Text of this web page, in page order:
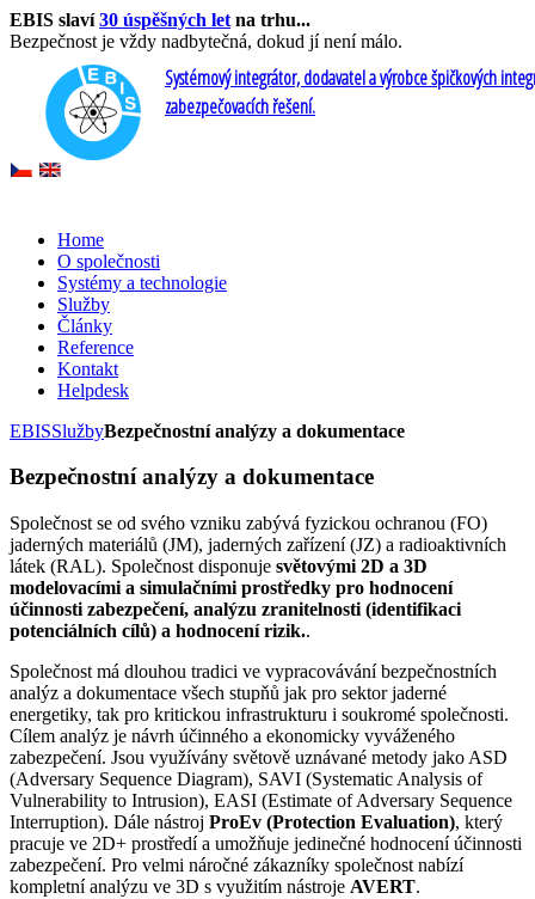
EBIS slaví30 úspěšných let na trhu...
Bezpečnost je vždy nadbytečná, dokud jí není málo.
Systémový integrátor, dodavatel a výrobce špičkových
zabezpečovacích řešení.
Home
O společnosti
Systémy a technologie
Služby
Články
Reference
Kontakt
Helpdesk
EBISSlužbyBezpečnostní analýzy a dokumentace
Bezpečnostní analýzy a dokumentace
Společnost se od svého vzniku zabývá fyzickou ochranou (FO)
jaderných materiálů (JM), jaderných zařízení (JZ) a radioaktivních
látek (RAL). Společnost disponuje světovými 2D a 3D
modelovacími a simulačními prostředky pro hodnocení
účinnosti zabezpečení, analýzu zranitelnosti (identifikaci
potenciálních cílů) a hodnocení rizik..
Společnost má dlouhou tradici ve vypracovávání bezpečnostních
analýz a dokumentace všech stupňů jak pro sektor jaderné
energetiky, tak pro kritickou infrastrukturu i soukromé společnosti.
Cílem analýz je návrh účinného a ekonomicky vyváženého
zabezpečení. Jsou využívány světově uznávané metody jako ASD
(Adversary Sequence Diagram), SAVI (Systematic Analysis of
Vulnerability to Intrusion), EASI (Estimate of Adversary Sequence
Interruption). Dále nástroj ProEv (Protection Evaluation), který
pracuje ve 2D+ prostředí a umožňuje jedinečné hodnocení účinnosti
zabezpečení. Pro velmi náročné zákazníky společnost nabízí
kompletní analýzu ve 3D s využitím nástroje AVERT.